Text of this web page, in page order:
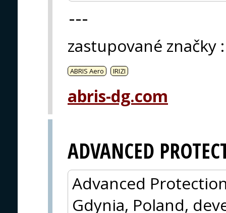
---
zastupované značky :
ABRIS Aero IRIZI
abris-dg.com
ADVANCED
Advanced
Gdynia, Poland,